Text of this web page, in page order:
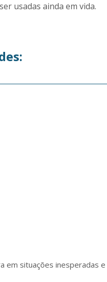
usadas ainda em vida.
em situações inesperadas